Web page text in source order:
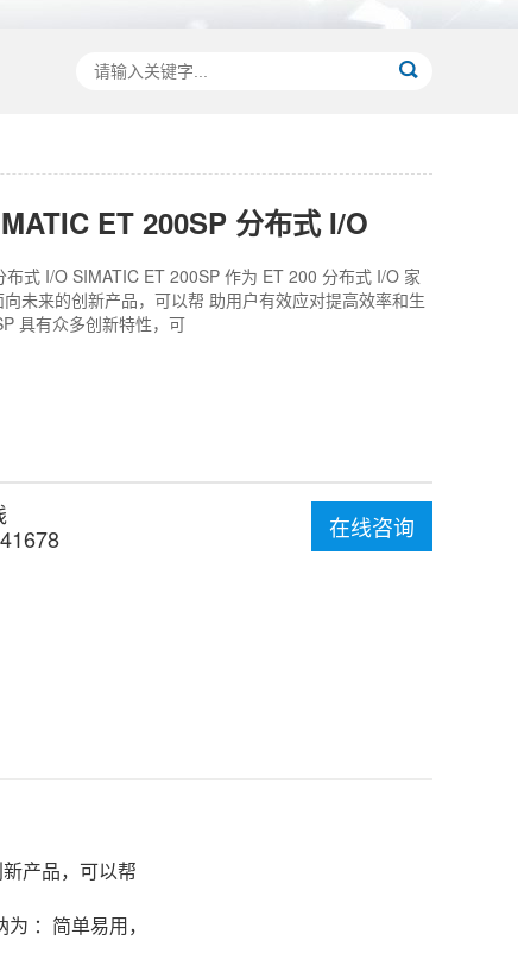
ET 200SP 分布式 I/O
式 I/O SIMATIC ET 200SP 作为 ET 200 分布式 I/O 家
未来的创新产品，可以帮 助用户有效应对提高效率和生
具有众多创新特性，可
在线咨询
产品，可以帮
：简单易用，